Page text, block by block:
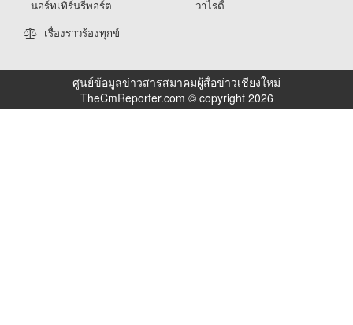
นอร์ทเทิร์นรีพอร์ต
วาไรตี้
เรื่องราวร้องทุกข์
ศูนย์ข้อมูลข่าวสารสมาคมผู้สื่อข่าวเชียงใหม่
TheCmReporter.com © copyright 2026